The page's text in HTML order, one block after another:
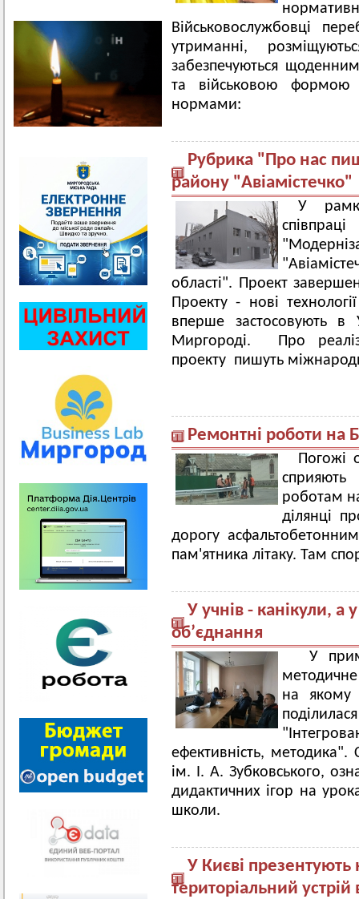
Військовослужбовці
утриманні,
забезпечуються
та військовою формою
нормами:
Рубрика "Про нас
району "Авіамістечко"
У
області". Проект
Проекту - нові
вперше застосовують в
Миргороді. Про
проекту пишуть
Ремонтні роботи на
Погожі
сприяють
роботам
ділянці
дорогу
пам'ятника літаку. Там
У учнів - канікули, а
об’єднання
У
на
ефективність,
ім. І. А. Зубковського,
дидактичних ігор на
школи.
У Києві презентують
територіальний устрій